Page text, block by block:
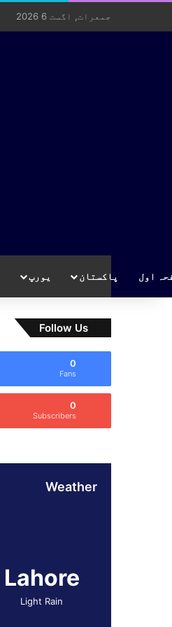
جمعرات, اگست 6 2026
اول پاکستان یورپ
Follow Us
0
Fans
0
Subscribers
Weather
Lahore
Light Rain